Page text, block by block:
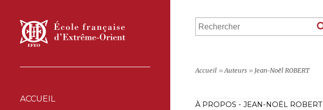
ACCUEIL
Accueil »Auteurs » Jean-Noël ROBERT
À PROPOS - JEAN-NOËL ROBERT